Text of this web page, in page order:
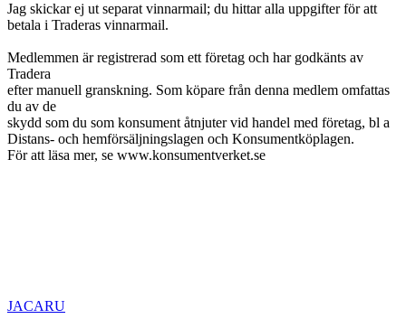
Jag skickar ej ut separat vinnarmail; du hittar alla uppgifter för att
betala i Traderas vinnarmail.
Medlemmen är registrerad som ett företag och har godkänts av
Tradera
efter manuell granskning. Som köpare från denna medlem omfattas
du av de
skydd som du som konsument åtnjuter vid handel med företag, bl a
Distans- och hemförsäljningslagen och Konsumentköplagen.
För att läsa mer, se www.konsumentverket.se
JACARU